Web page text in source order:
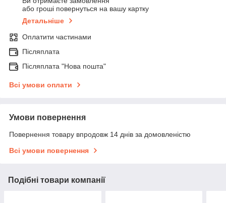
або гроші повернуться на вашу картку
Детальніше
Оплатити частинами
Післяплата
Післяплата "Нова пошта"
Всі умови оплати
Умови повернення
Повернення товару впродовж 14 днів за домовленістю
Всі умови повернення
Подібні товари компанії